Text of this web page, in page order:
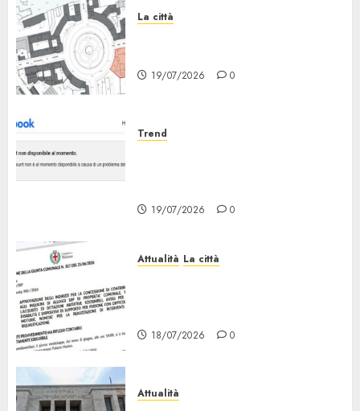
La città
19/07/2026 0
Trend
19/07/2026 0
Attualità La città
18/07/2026 0
Attualità